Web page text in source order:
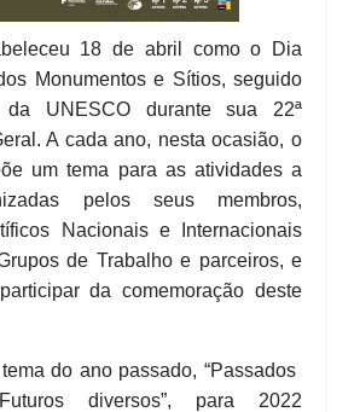
18 de abril como o Dia
Monumentos e Sítios, seguido
da UNESCO durante sua 22ª
A cada ano, nesta ocasião, o
um tema para as atividades a
pelos seus membros,
Nacionais e Internacionais
de Trabalho e parceiros, e
da comemoração deste
do ano passado, “Passados
diversos”, para 2022